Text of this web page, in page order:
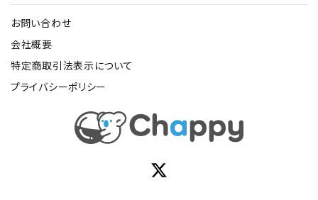
お問い合わせ
会社概要
特定商取引法表示について
プライバシーポリシー